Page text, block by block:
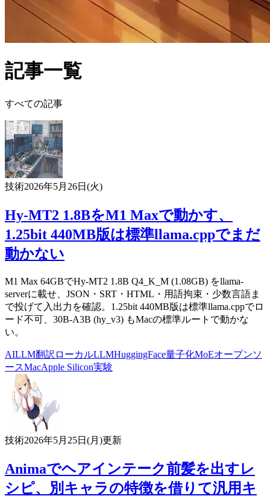
記事一覧
すべての記事
技術2026年5月26日(火)
Hy-MT2 1.8BをM1 Maxで動かす、
1.25bit 440MB版は標準llama.cppでまだ
動かない
M1 Max 64GBでHy-MT2 1.8B Q4_K_M (1.08GB) をllama-
serverに載せ、JSON・SRT・HTML・用語拘束・少数言語ま
で投げて入出力を確認。1.25bit 440MB版は標準llama.cppでロ
ード不可、30B-A3B (hy_v3) もMacの標準ルートで動かな
い。
AILLM翻訳 ローカルLLMHuggingFace量子化MoEオープンソ
ースMacApple Silicon実験
技術2026年5月25日(月)更新
Animaでヘアインテーク前髪を出すレ
シピ、別キャラの特徴を借りて汎用キ